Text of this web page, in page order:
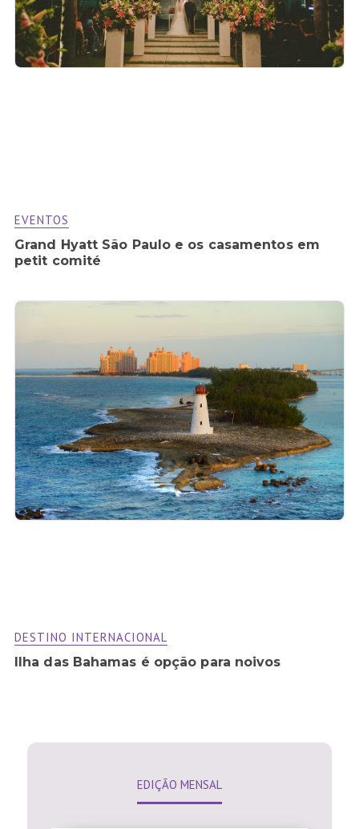
EVENTOS
Grand Hyatt São Paulo e os casamentos em
petit comité
DESTINO INTERNACIONAL
Ilha das Bahamas é opção para noivos
EDIÇÃO MENSAL